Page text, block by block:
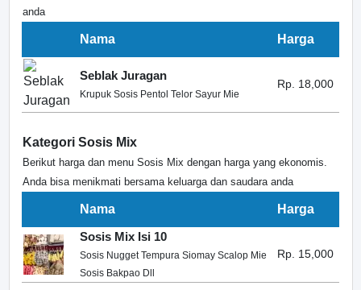
anda
Nama Harga
Seblak Juragan
Krupuk Sosis Pentol Telor Sayur Mie
Rp. 18,000
Kategori Sosis Mix
Berikut harga dan menu Sosis Mix dengan harga yang ekonomis.
Anda bisa menikmati bersama keluarga dan saudara anda
Nama
Harga
Sosis Mix Isi 10
Sosis Nugget Tempura Siomay Scalop Mie
Sosis Bakpao Dll
Rp. 15,000